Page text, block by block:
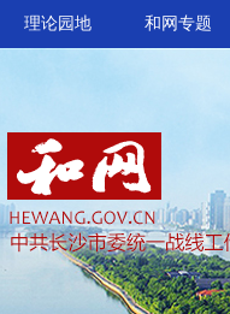
理论园地 和网专题